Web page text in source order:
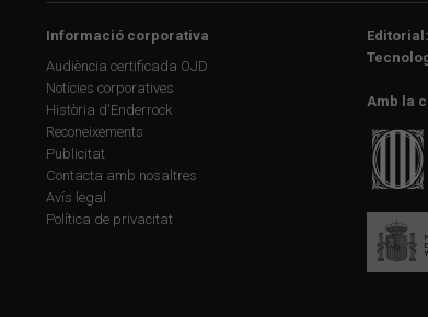
Informació corporativa
Audiència certificada OJD
Notícies corporatives
Història d'Enderrock
Reconeixements
Publicitat
Contacta amb nosaltres
Avís legal
Política de privacitat
Editorial:
Amb la